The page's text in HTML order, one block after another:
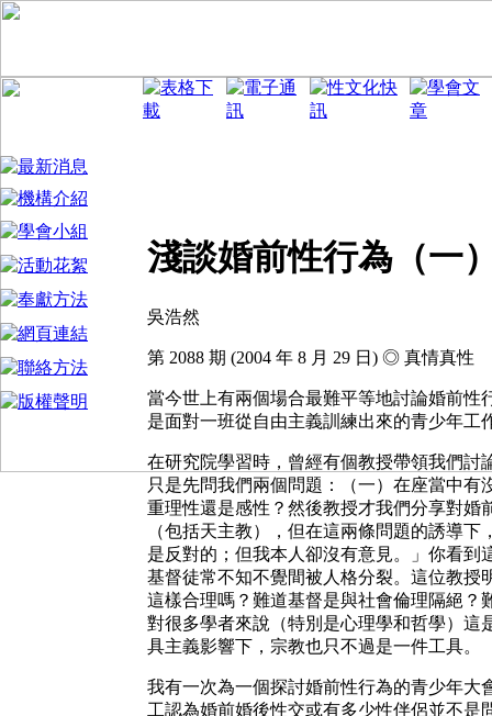
淺談婚前性行為（一
吳浩然
第 2088 期 (2004 年 8 月 29 日) ◎ 真情真性
當今世上有兩個場合最難平等地討論婚前性
是面對一班從自由主義訓練出來的青少年工
在研究院學習時，曾經有個教授帶領我們討
只是先問我們兩個問題：（一）在座當中
重理性還是感性？然後教授才我們分享對婚
（包括天主教），但在這兩條問題的誘導
是反對的；但我本人卻沒有意見。」你看
基督徒常不知不覺間被人格分裂。這位教授
這樣合理嗎？難道基督是與社會倫理隔絕？
對很多學者來說（特別是心理學和哲學）這
具主義影響下，宗教也只不過是一件工具。
我有一次為一個探討婚前性行為的青少年大
工認為婚前婚後性交或有多少性伴侶並不